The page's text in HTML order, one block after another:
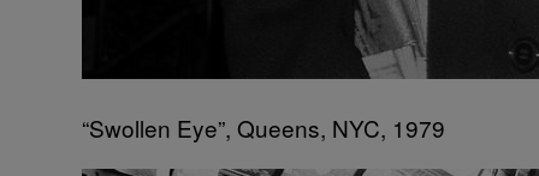
“Swollen Eye”, Queens, NYC, 1979